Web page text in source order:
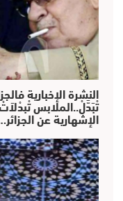
النشرة الإخبارية
تْبَدَّلْ..الملابس
الإشهارية عن